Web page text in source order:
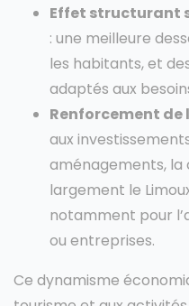
Effet structurant
: une meilleure
les habitants, et
adaptés aux
Renforcement
aux
aménagements, la
largement le
notamment pour
ou entreprises.
Ce dynamisme